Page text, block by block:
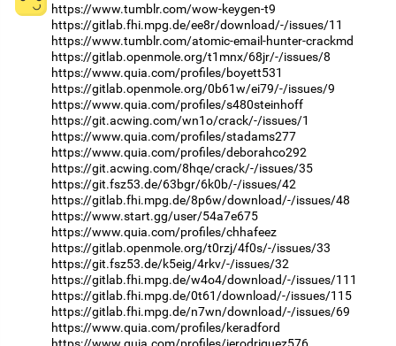
https://www.tumblr.com/wow-keygen-t9
https://gitlab.fhi.mpg.de/ee8r/download/-/issues/11
https://www.tumblr.com/atomic-email-hunter-crackmd
https://gitlab.openmole.org/t1mnx/68jr/-/issues/8
https://www.quia.com/profiles/boyett531
https://gitlab.openmole.org/0b61w/ei79/-/issues/9
https://www.quia.com/profiles/s480steinhoff
https://git.acwing.com/wn1o/crack/-/issues/1
https://www.quia.com/profiles/stadams277
https://www.quia.com/profiles/deborahco292
https://git.acwing.com/8hqe/crack/-/issues/35
https://git.fsz53.de/63bgr/6k0b/-/issues/42
https://gitlab.fhi.mpg.de/8p6w/download/-/issues/48
https://www.start.gg/user/54a7e675
https://www.quia.com/profiles/chhafeez
https://gitlab.openmole.org/t0rzj/4f0s/-/issues/33
https://git.fsz53.de/k5eig/4rkv/-/issues/32
https://gitlab.fhi.mpg.de/w4o4/download/-/issues/111
https://gitlab.fhi.mpg.de/0t61/download/-/issues/115
https://gitlab.fhi.mpg.de/n7wn/download/-/issues/69
https://www.quia.com/profiles/keradford